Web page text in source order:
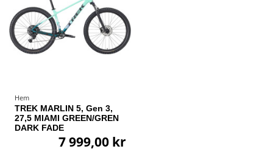
Hem
TREK MARLIN 5, Gen 3,
27,5 MIAMI GREEN/GREN
DARK FADE
7 999,00 kr